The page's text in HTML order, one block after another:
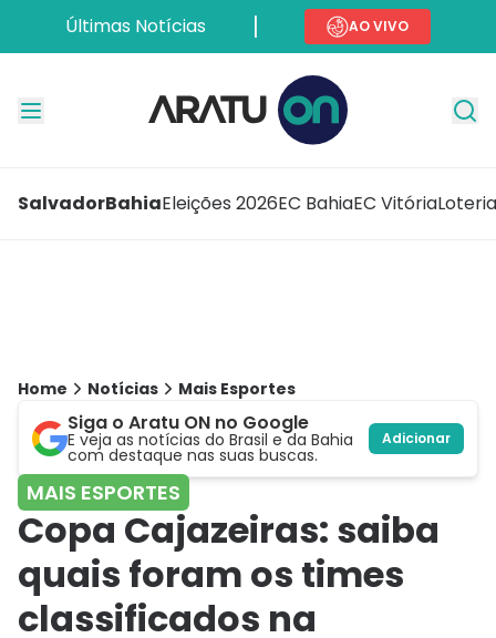
Últimas Notícias AO VIVO
SalvadorBahiaEleições 2026EC BahiaEC Vitória
Home Notícias Mais Esportes
Siga o Aratu ON no Google
E veja as notícias do Brasil e da Bahia
com destaque nas suas buscas.
Adicionar
MAIS ESPORTES
Copa Cajazeiras: saiba
quais foram os times
classificados na